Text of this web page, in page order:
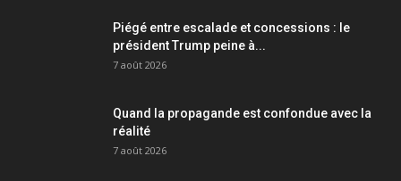
Piégé entre escalade et concessions : le
président Trump peine à...
7 août 2026
Quand la propagande est confondue avec la
réalité
7 août 2026